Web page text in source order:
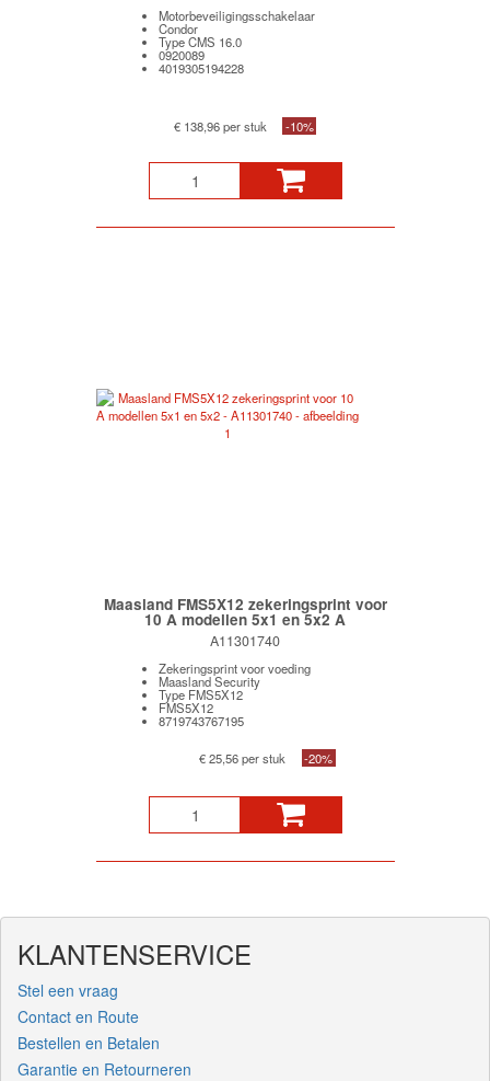
Motorbeveiligingsschakelaar
Condor
Type CMS 16.0
0920089
4019305194228
€ 138,96 per stuk -10%
Maasland FMS5X12 zekeringsprint voor
10 A modellen 5x1 en 5x2 A
A11301740
Zekeringsprint voor voeding
Maasland Security
Type FMS5X12
FMS5X12
8719743767195
€ 25,56 per stuk -20%
KLANTENSERVICE
Stel een vraag
Contact en Route
Bestellen en Betalen
Garantie en Retourneren